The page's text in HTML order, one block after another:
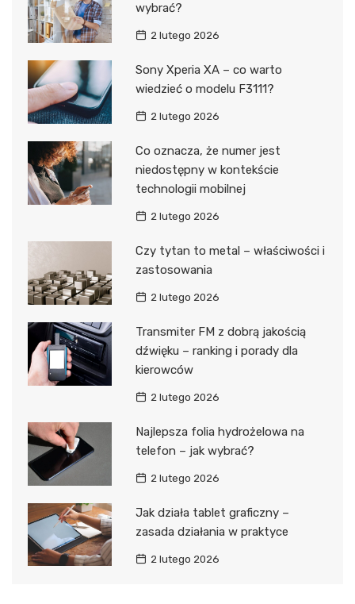
wybrać?
2 lutego 2026
Sony Xperia XA – co warto
wiedzieć o modelu F3111?
2 lutego 2026
Co oznacza, że numer jest
niedostępny w kontekście
technologii mobilnej
2 lutego 2026
Czy tytan to metal – właściwości i
zastosowania
2 lutego 2026
Transmiter FM z dobrą jakością
dźwięku – ranking i porady dla
kierowców
2 lutego 2026
Najlepsza folia hydrożelowa na
telefon – jak wybrać?
2 lutego 2026
Jak działa tablet graficzny –
zasada działania w praktyce
2 lutego 2026